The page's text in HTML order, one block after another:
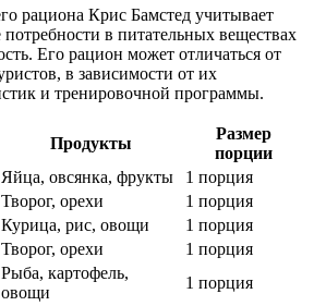
рациона Крис Бамстед учитывает
в питательных веществах
Его рацион может отличаться от
в зависимости от их
и тренировочной программы.
Продукты
Размер
порции
Яйца, овсянка, фрукты
1 порция
Творог, орехи
1 порция
Курица, рис, овощи
1 порция
Творог, орехи
1 порция
Рыба, картофель,
овощи
1 порция